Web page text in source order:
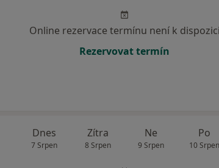
Online rezervace termínu není k dispozici
Rezervovat termín
Dnes
7 Srpen
Zítra
8 Srpen
Ne
9 Srpen
Po
10 Srpen